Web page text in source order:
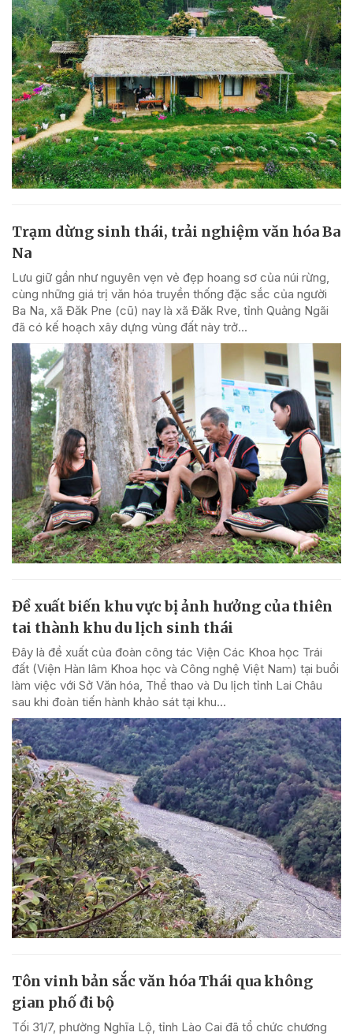
Trạm dừng sinh thái, trải nghiệm văn hóa Ba
Na
Lưu giữ gần như nguyên vẹn vẻ đẹp hoang sơ của núi rừng,
cùng những giá trị văn hóa truyền thống đặc sắc của người
Ba Na, xã Đăk Pne (cũ) nay là xã Đăk Rve, tỉnh Quảng Ngãi
đã có kế hoạch xây dựng vùng đất này trở...
Đề xuất biến khu vực bị ảnh hưởng của thiên
tai thành khu du lịch sinh thái
Đây là đề xuất của đoàn công tác Viện Các Khoa học Trái
đất (Viện Hàn lâm Khoa học và Công nghệ Việt Nam) tại buổi
làm việc với Sở Văn hóa, Thể thao và Du lịch tỉnh Lai Châu
sau khi đoàn tiến hành khảo sát tại khu...
Tôn vinh bản sắc văn hóa Thái qua không
gian phố đi bộ
Tối 31/7, phường Nghĩa Lộ, tỉnh Lào Cai đã tổ chức chương